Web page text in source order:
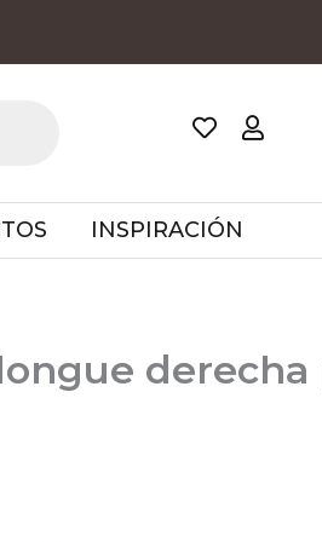
INSPIRACIÓN
derecha